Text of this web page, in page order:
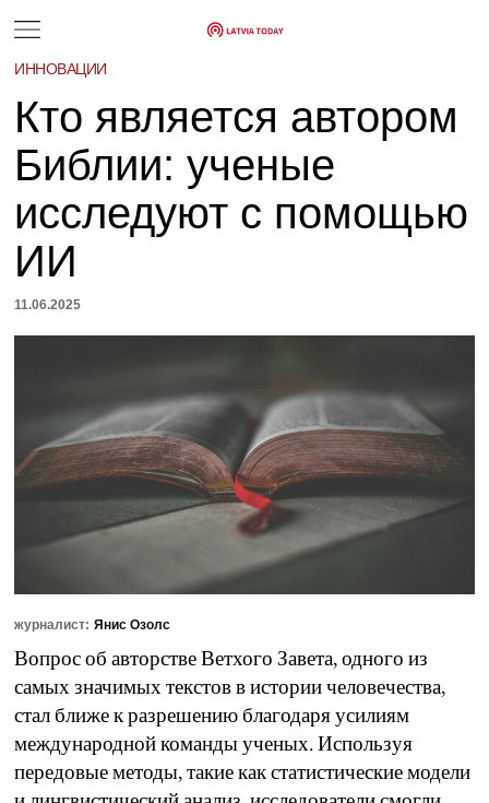
ИННОВАЦИИ
Кто является автором
Библии: ученые
исследуют с помощью
ИИ
11.06.2025
журналист: Янис Озолс
Вопрос об авторстве Ветхого Завета, одного из
самых значимых текстов в истории человечества,
стал ближе к разрешению благодаря усилиям
международной команды ученых. Используя
передовые методы, такие как статистические модели